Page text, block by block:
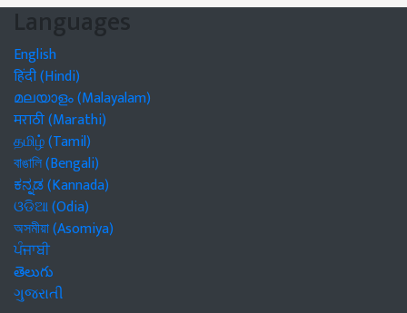
Languages
English
हिंदी (Hindi)
മലയാളം (Malayalam)
मराठी (Marathi)
தமிழ் (Tamil)
বাঙালি (Bengali)
ಕನ್ನಡ (Kannada)
ଓଡିଆ (Odia)
অসমীয়া (Asomiya)
ਪੰਜਾਬੀ
తెలుగు
ગુજરાતી